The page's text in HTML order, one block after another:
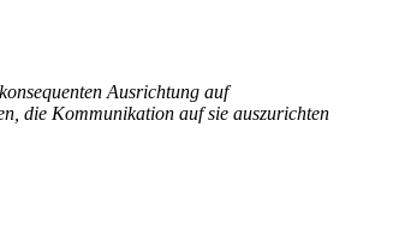
Ausrichtung auf
die Kommunikation auf sie auszurichten